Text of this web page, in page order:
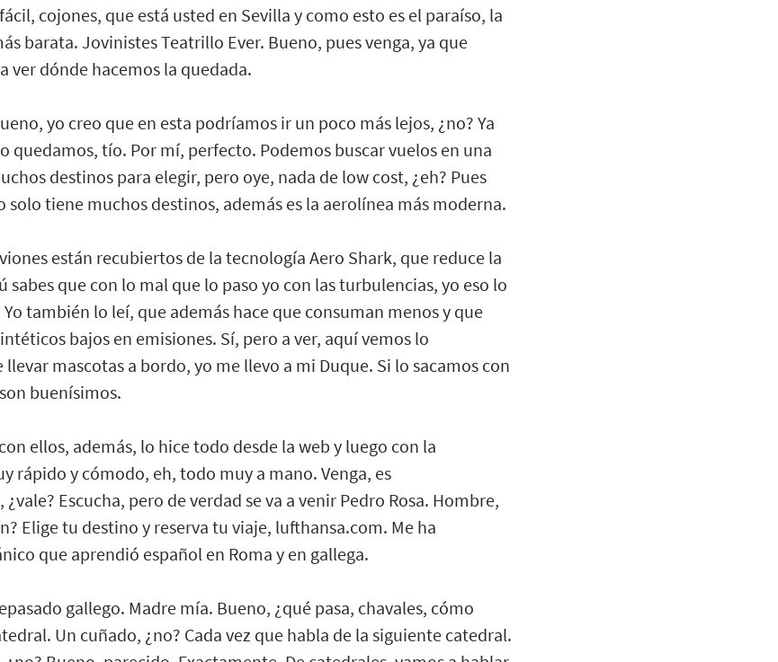
cojones, que está usted en Sevilla y como esto es el paraíso, la
barata. Jovinistes Teatrillo Ever. Bueno, pues venga, ya que
ver dónde hacemos la quedada.
yo creo que en esta podríamos ir un poco más lejos, ¿no? Ya
quedamos, tío. Por mí, perfecto. Podemos buscar vuelos en una
destinos para elegir, pero oye, nada de low cost, ¿eh? Pues
solo tiene muchos destinos, además es la aerolínea más moderna.
están recubiertos de la tecnología Aero Shark, que reduce la
que con lo mal que lo paso yo con las turbulencias, yo eso lo
también lo leí, que además hace que consuman menos y que
bajos en emisiones. Sí, pero a ver, aquí vemos lo
mascotas a bordo, yo me llevo a mi Duque. Si lo sacamos con
buenísimos.
ellos, además, lo hice todo desde la web y luego con la
rápido y cómodo, eh, todo muy a mano. Venga, es
Escucha, pero de verdad se va a venir Pedro Rosa. Hombre,
Elige tu destino y reserva tu viaje, lufthansa.com. Me ha
que aprendió español en Roma y en gallega.
gallego. Madre mía. Bueno, ¿qué pasa, chavales, cómo
Un cuñado, ¿no? Cada vez que habla de la siguiente catedral.